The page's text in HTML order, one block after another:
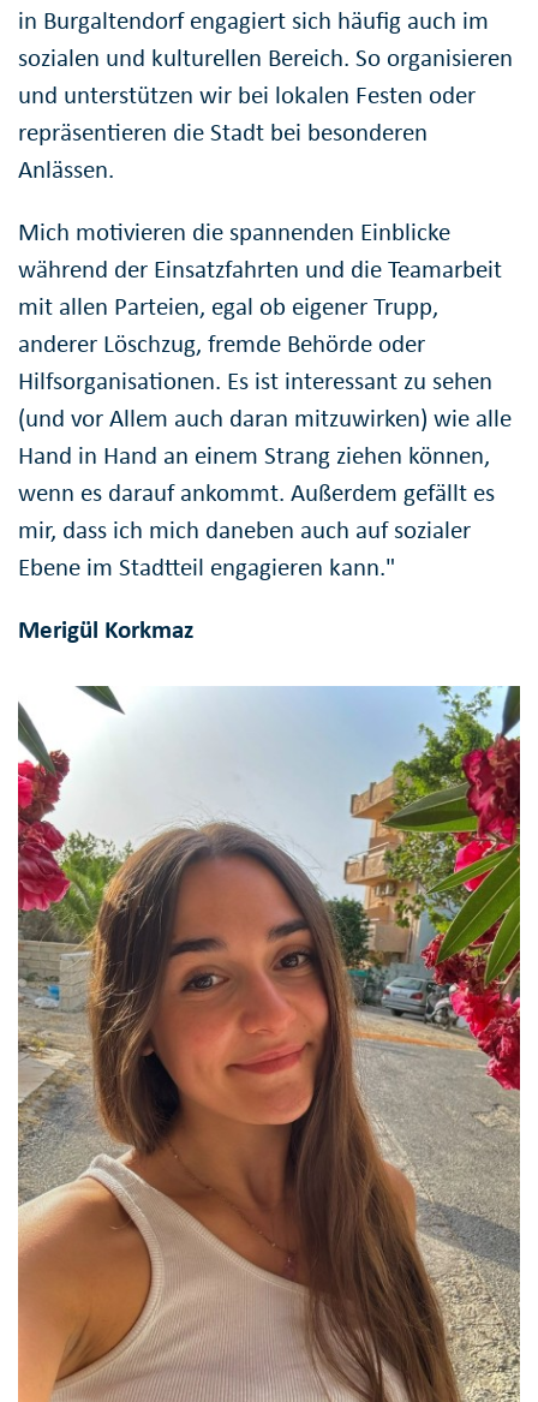
in Burgaltendorf engagiert sich häufig auch im
sozialen und kulturellen Bereich. So organisieren
und unterstützen wir bei lokalen Festen oder
repräsentieren die Stadt bei besonderen
Anlässen.
Mich motivieren die spannenden Einblicke
während der Einsatzfahrten und die Teamarbeit
mit allen Parteien, egal ob eigener Trupp,
anderer Löschzug, fremde Behörde oder
Hilfsorganisationen. Es ist interessant zu sehen
(und vor Allem auch daran mitzuwirken) wie alle
Hand in Hand an einem Strang ziehen können,
wenn es darauf ankommt. Außerdem gefällt es
mir, dass ich mich daneben auch auf sozialer
Ebene im Stadtteil engagieren kann."
Merigül Korkmaz